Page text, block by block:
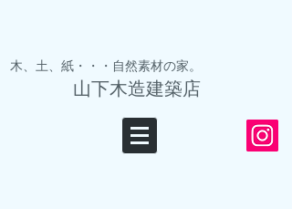
木、土、紙・・・自然素材の家。
山下木造建築店